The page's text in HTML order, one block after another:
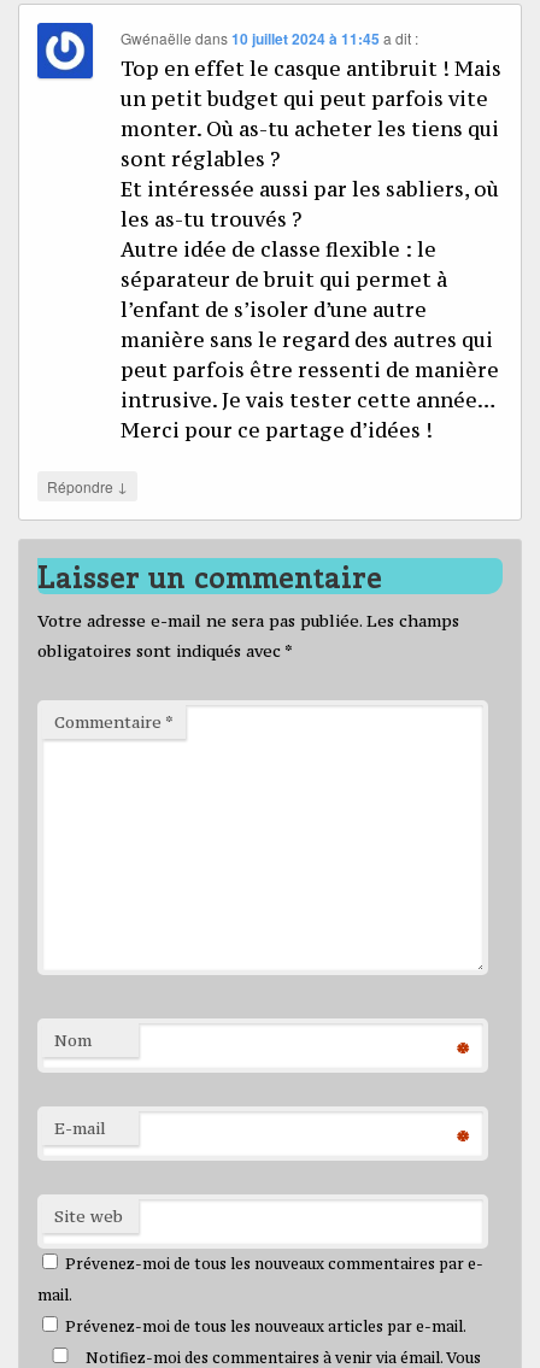
Gwénaëlle dans10 juillet 2024 à 11:45 a dit :
Top en effet le casque antibruit ! Mais
un petit budget qui peut parfois vite
monter. Où as-tu acheter les tiens qui
sont réglables ?
Et intéressée aussi par les sabliers, où
les as-tu trouvés ?
Autre idée de classe flexible : le
séparateur de bruit qui permet à
l’enfant de s’isoler d’une autre
manière sans le regard des autres qui
peut parfois être ressenti de manière
intrusive. Je vais tester cette année…
Merci pour ce partage d’idées !
Répondre ↓
Laisser un commentaire
Votre adresse e-mail ne sera pas publiée. Les champs
obligatoires sont indiqués avec *
Commentaire *
Nom *
E-mail *
Site web
Prévenez-moi de tous les nouveaux commentaires par e-
mail.
Prévenez-moi de tous les nouveaux articles par e-mail.
Notifiez-moi des commentaires à venir via émail. Vous